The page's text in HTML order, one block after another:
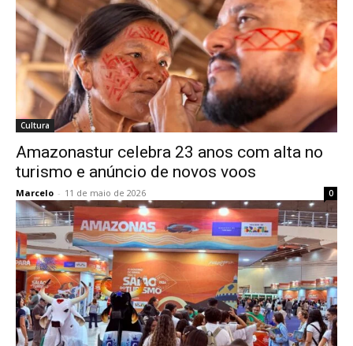
Cultura
Amazonastur celebra 23 anos com alta no
turismo e anúncio de novos voos
Marcelo - 11 de maio de 2026 0